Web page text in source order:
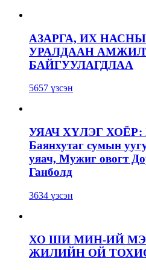
АЗАРГА, ИХ
УРАЛДААН
БАЙГУУЛАГДЛАА
5657 үзсэн
УЯАЧ ХҮЛЭГ ХОЁР:
Баянхутаг сумын
уяач, Мужиг овогт
Ганболд
3634 үзсэн
ХО ШИ МИН-ИЙ
ЖИЛИЙН ОЙ